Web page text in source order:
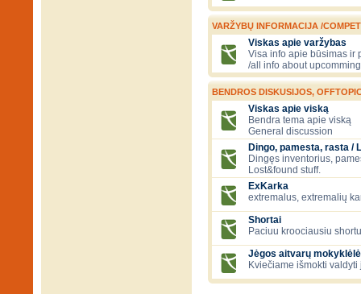
VARŽYBŲ INFORMACIJA /
Viskas apie varžybas
Visa info apie būsimas ir
/all info about
BENDROS DISKUSIJOS,
Viskas apie viską
Bendra tema apie viską
General discussion
Dingo, pamesta, rasta /
Dingęs inventorius,
Lost&found stuff.
ExKarka
extremalus, extremalių
Shortai
Paciuu kroociausiu
Jėgos aitvarų mokyklėlė
Kviečiame išmokti